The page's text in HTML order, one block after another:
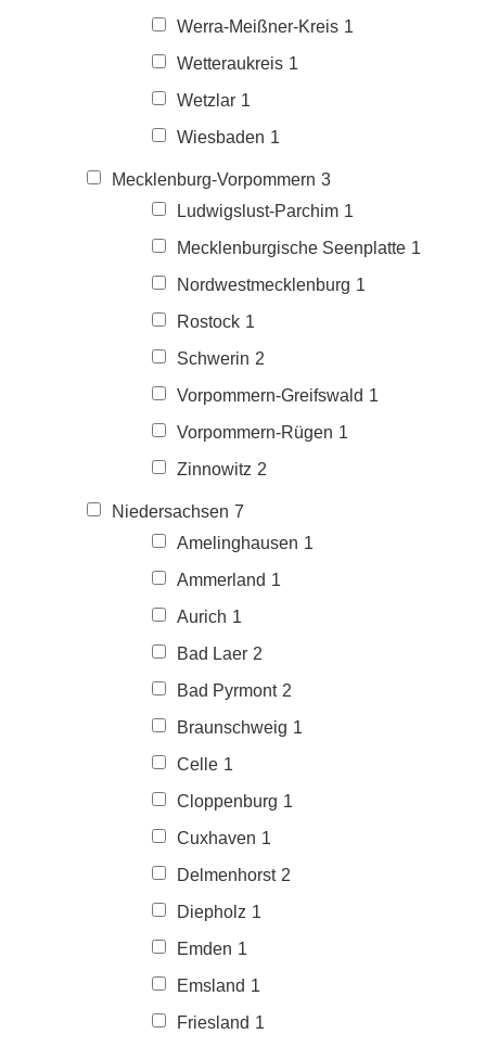
Werra-Meißner-Kreis 1
Wetteraukreis 1
Wetzlar 1
Wiesbaden 1
Mecklenburg-Vorpommern 3
Ludwigslust-Parchim 1
Mecklenburgische Seenplatte 1
Nordwestmecklenburg 1
Rostock 1
Schwerin 2
Vorpommern-Greifswald 1
Vorpommern-Rügen 1
Zinnowitz 2
Niedersachsen 7
Amelinghausen 1
Ammerland 1
Aurich 1
Bad Laer 2
Bad Pyrmont 2
Braunschweig 1
Celle 1
Cloppenburg 1
Cuxhaven 1
Delmenhorst 2
Diepholz 1
Emden 1
Emsland 1
Friesland 1